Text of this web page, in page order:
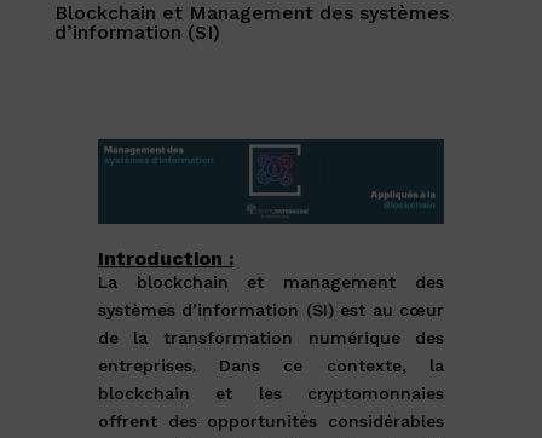
Blockchain et Management des systèmes
d’information (SI)
Introduction :
La blockchain et management des
systèmes d’information (SI) est au cœur
de la transformation numérique des
entreprises. Dans ce contexte, la
blockchain et les cryptomonnaies
offrent des opportunités considérables